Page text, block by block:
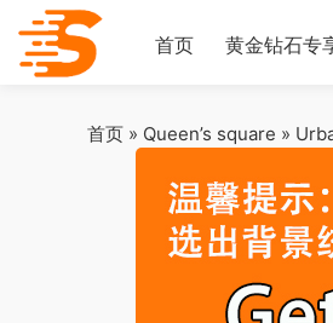
首页 黄金钻石专
首页 » Queen’s square »